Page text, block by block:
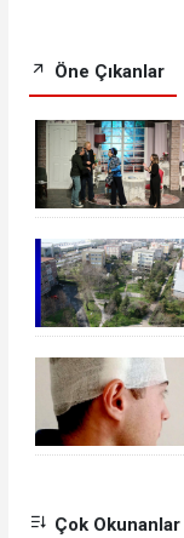
Öne Çıkanlar
Çok Okunanlar